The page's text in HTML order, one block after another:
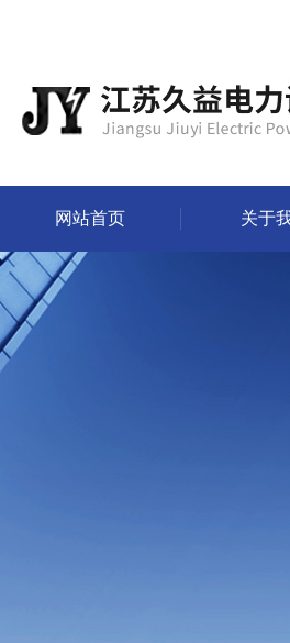
网站首页 关于